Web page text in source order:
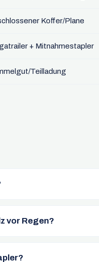
Koffer/Plane
+ Mitnahmestapler
Teilladung
vor Regen?